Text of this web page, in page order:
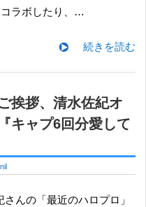
ラボしたり、…
続きを読む
挨拶、清水佐紀オ
キャプ6回分愛して